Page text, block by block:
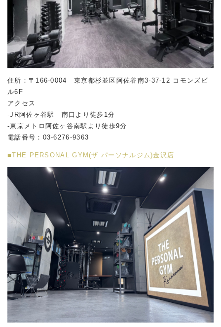
住所：〒166-0004 東京都杉並区阿佐谷南3-37-12 コモンズビ
ル6F
アクセス
-JR阿佐ヶ谷駅 南口より徒歩1分
-東京メトロ阿佐ヶ谷南駅より徒歩9分
電話番号：03-6276-9363
■THE PERSONAL GYM(ザ パーソナルジム)金沢店